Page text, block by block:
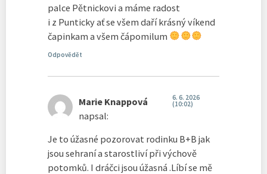
palce Pětnickovi a máme radost
i z Punticky ať se všem daří krásný víkend
čapinkam a všem čápomilum
Odpovědět
Marie Knappová
napsal:
6. 6. 2026
(10:02)
Je to úžasné pozorovat rodinku B+B jak
jsou sehraní a starostliví při výchově
potomků. I dráčci jsou úžasná .Líbí se mě